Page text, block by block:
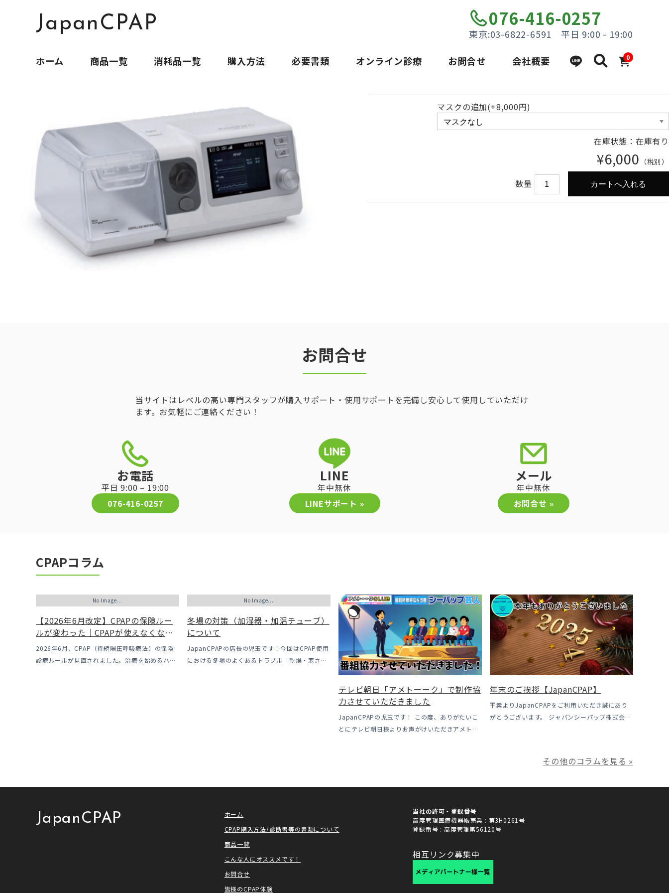
JapanCPAP 076-416-0257
東京:03-6822-6591 平日 9:00 - 19:00
0
ホーム 商品一覧 消耗品一覧 購入方法 必要書類 オンライン診療 お問合せ 会社概要
マスクの追加(+8,000円)
在庫状態：在庫有り
¥6,000 （税別）
数量
お問合せ
当サイトはレベルの高い専門スタッフが購入サポート・使用サポートを完備し安心して使用していただけ
ます。お気軽にご連絡ください！
お電話
平日 9:00 – 19:00
076-416-0257
LINE
年中無休
LINEサポート »
メール
年中無休
お問合せ »
CPAPコラム
No Image...
【2026年6月改定】CPAPの保険ルー
ルが変わった｜CPAPが使えなくなる
かも？変更のメリット・デメリットと
「購入」という選択肢
2026年6月、CPAP（持続陽圧呼吸療法）の保険
診療ルールが見直されました。治療を始めるハー
No Image...
冬場の対策（加湿器・加温チューブ）
について
JapanCPAPの店長の児玉です！今回はCPAP使用
における冬場のよくあるトラブル「乾燥・寒さ・
テレビ朝日「アメトーーク」で制作協
力させていただきました
JapanCPAPの児玉です！ この度、ありがたいこ
とにテレビ朝日様よりお声がけいただきアメトー
年末のご挨拶【JapanCPAP】
平素よりJapanCPAPをご利用いただき誠にあり
がとうございます。 ジャパンシーパップ株式会社
その他のコラムを見る »
JapanCPAP
ホーム
CPAP購入方法/診断書等の書類について
商品一覧
こんな人にオススメです！
お問合せ
皆様のCPAP体験
当社の許可・登録番号
高度管理医療機器販売業 : 第3H0261号
登録番号 : 高度管理第56120号
相互リンク募集中